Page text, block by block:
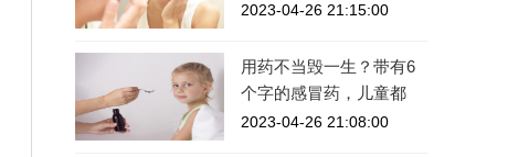
2023-04-26 21:15:00
用药不当毁一生？带有6
个字的感冒药，儿童都
2023-04-26 21:08:00